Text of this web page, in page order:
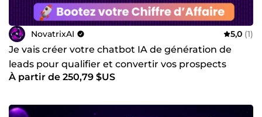
NovatrixAI 5,0 (1)
Je vais créer votre chatbot IA de génération de
leads pour qualifier et convertir vos prospects
À partir de 250,79 $US